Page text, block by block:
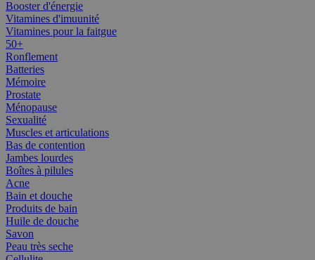
Booster d'énergie
Vitamines d'imuunité
Vitamines pour la faitgue
50+
Ronflement
Batteries
Mémoire
Prostate
Ménopause
Sexualité
Muscles et articulations
Bas de contention
Jambes lourdes
Boîtes à pilules
Acne
Bain et douche
Produits de bain
Huile de douche
Savon
Peau très seche